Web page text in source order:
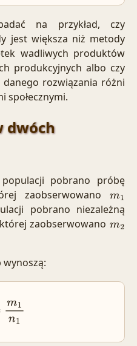
na przykład, czy
jest większa niż metody
wadliwych produktów
produkcyjnych albo czy
rozwiązania różni
społecznymi.
dwóch
pobrano próbę
zaobserwowano m1
pobrano niezależną
zaobserwowano m2
m1n1